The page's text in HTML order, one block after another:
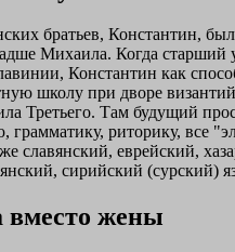
братьев, Константин,
Михаила. Когда старший
Константин как
школу при дворе
Третьего. Там будущий
грамматику, риторику, все
славянский, еврейский,
сирийский (сурский)
вместо жены